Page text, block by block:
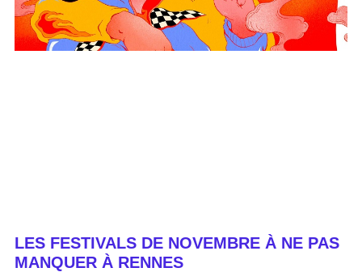
LES FESTIVALS DE NOVEMBRE À NE PAS
MANQUER À RENNES